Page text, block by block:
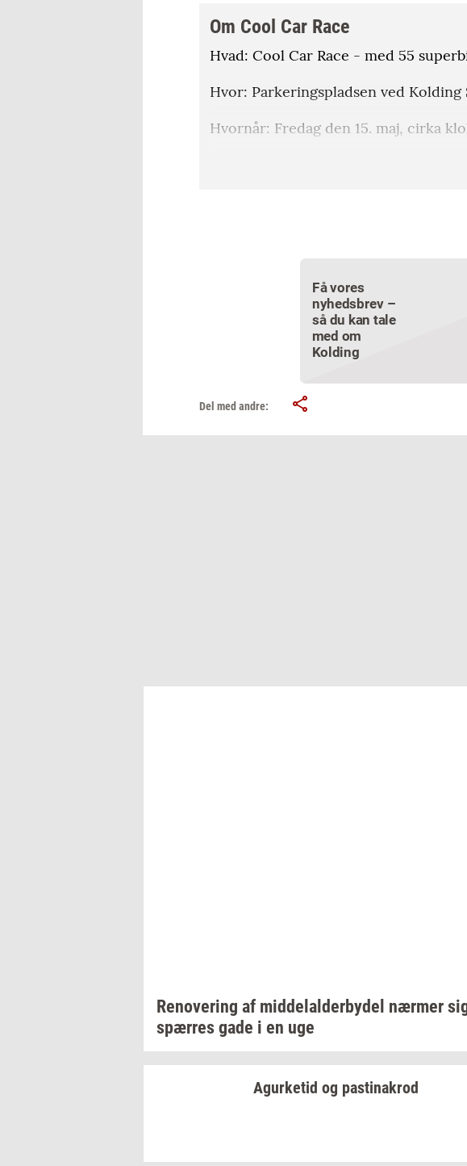
Om Cool Car Race
Hvad: Cool Car Race - med 55
Hvor: Parkeringspladsen ved
Hvornår: Fredag den 15. maj, cirka
Få vores
nyhedsbrev –
så du kan tale
med om
Kolding
Del med andre:
Renove­ring af mid­delal­der­by­del nær­mer
spær­res gade i en uge
Agur­ke­tid og pa­stina­krod